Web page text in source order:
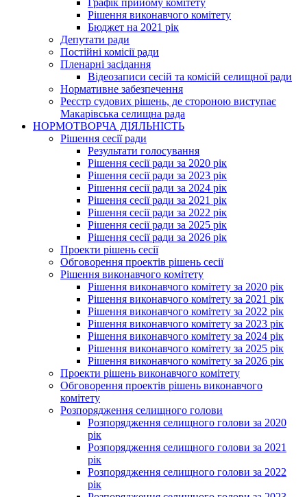
Графік прийому комітету
Рішення виконавчого комітету
Бюджет на 2021 рік
Депутати ради
Постійні комісії ради
Пленарні засідання
Відеозаписи сесій та комісій селищної ради
Нормативне забезпечення
Реєстр судових рішень, де стороною виступає
Макарівська селищна рада
НОРМОТВОРЧА ДІЯЛЬНІСТЬ
Рішення сесії ради
Результати голосування
Рішення сесії ради за 2020 рік
Рішення сесії ради за 2023 рік
Рішення сесії ради за 2024 рік
Рішення сесії ради за 2021 рік
Рішення сесії ради за 2022 рік
Рішення сесії ради за 2025 рік
Рішення сесії ради за 2026 рік
Проекти рішень сесії
Обговорення проектів рішень сесії
Рішення виконавчого комітету
Рішення виконавчого комітету за 2020 рік
Рішення виконавчого комітету за 2021 рік
Рішення виконавчого комітету за 2022 рік
Рішення виконавчого комітету за 2023 рік
Рішення виконавчого комітету за 2024 рік
Рішення виконавчого комітету за 2025 рік
Рішення виконавчого комітету за 2026 рік
Проекти рішень виконавчого комітету
Обговорення проектів рішень виконавчого
комітету
Розпорядження селищного голови
Розпорядження селищного голови за 2020
рік
Розпорядження селищного голови за 2021
рік
Розпорядження селищного голови за 2022
рік